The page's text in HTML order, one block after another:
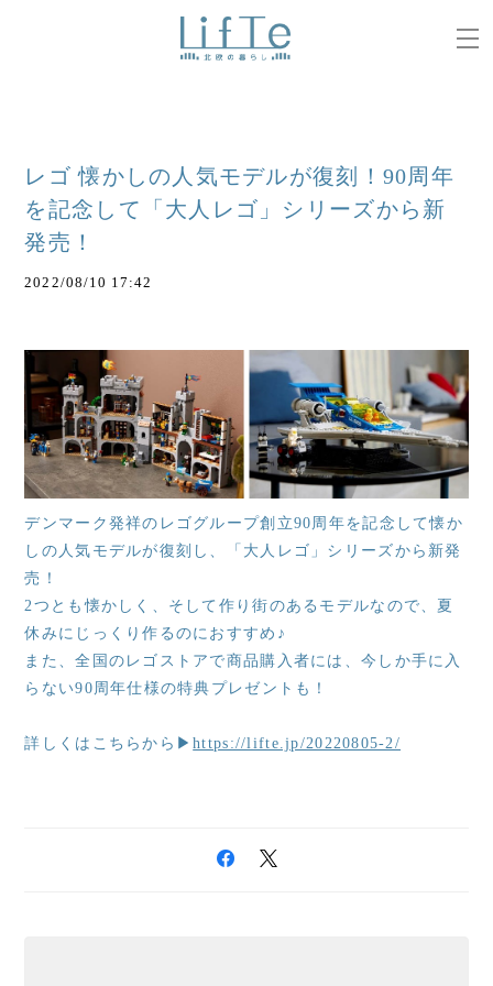
レゴ 懐かしの人気モデルが復刻！90周年
を記念して「大人レゴ」シリーズから新
発売！
2022/08/10 17:42
デンマーク発祥のレゴグループ創立90周年を記念して懐か
しの人気モデルが復刻し、「大人レゴ」シリーズから新発
売！
2つとも懐かしく、そして作り街のあるモデルなので、夏
休みにじっくり作るのにおすすめ♪
また、全国のレゴストアで商品購入者には、今しか手に入
らない90周年仕様の特典プレゼントも！
詳しくはこちらから▶https://lifte.jp/20220805-2/